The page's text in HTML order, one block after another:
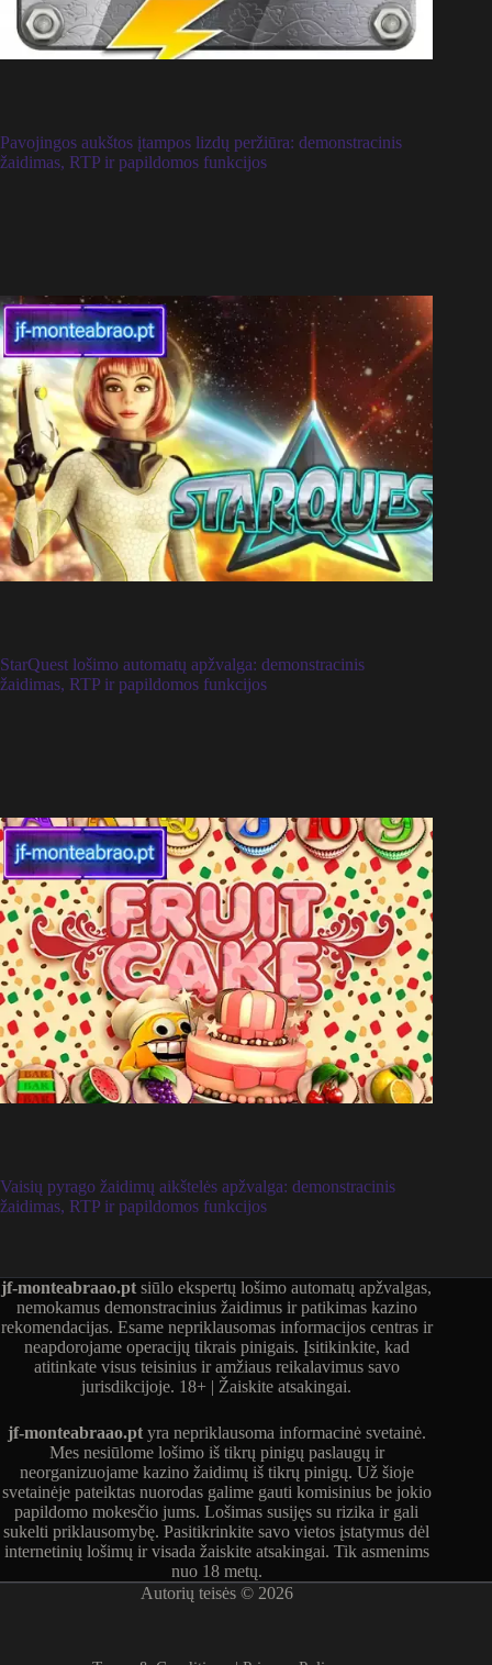
Pavojingos aukštos įtampos lizdų peržiūra: demonstracinis
žaidimas, RTP ir papildomos funkcijos
StarQuest lošimo automatų apžvalga: demonstracinis
žaidimas, RTP ir papildomos funkcijos
Vaisių pyrago žaidimų aikštelės apžvalga: demonstracinis
žaidimas, RTP ir papildomos funkcijos
jf-monteabraao.pt siūlo ekspertų lošimo automatų apžvalgas,
nemokamus demonstracinius žaidimus ir patikimas kazino
rekomendacijas. Esame nepriklausomas informacijos centras ir
neapdorojame operacijų tikrais pinigais. Įsitikinkite, kad
atitinkate visus teisinius ir amžiaus reikalavimus savo
jurisdikcijoje. 18+ | Žaiskite atsakingai.
jf-monteabraao.ptyra nepriklausoma informacinė svetainė.
Mes nesiūlome lošimo iš tikrų pinigų paslaugų ir
neorganizuojame kazino žaidimų iš tikrų pinigų. Už šioje
svetainėje pateiktas nuorodas galime gauti komisinius be jokio
papildomo mokesčio jums. Lošimas susijęs su rizika ir gali
sukelti priklausomybę. Pasitikrinkite savo vietos įstatymus dėl
internetinių lošimų ir visada žaiskite atsakingai. Tik asmenims
nuo 18 metų.
Autorių teisės © 2026